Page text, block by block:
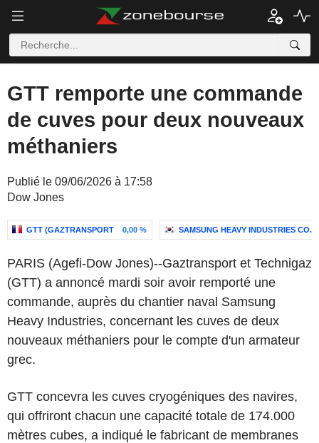
GTT remporte une commande
de cuves pour deux nouveaux
méthaniers
Publié le 09/06/2026 à 17:58
Dow Jones
GTT (GAZTRANSPORT 0,00 % SAMSUNG HEAVY INDUSTRIES CO.,
PARIS (Agefi-Dow Jones)--Gaztransport et Technigaz
(GTT) a annoncé mardi soir avoir remporté une
commande, auprès du chantier naval Samsung
Heavy Industries, concernant les cuves de deux
nouveaux méthaniers pour le compte d'un armateur
grec.
GTT concevra les cuves cryogéniques des navires,
qui offriront chacun une capacité totale de 174.000
mètres cubes, a indiqué le fabricant de membranes